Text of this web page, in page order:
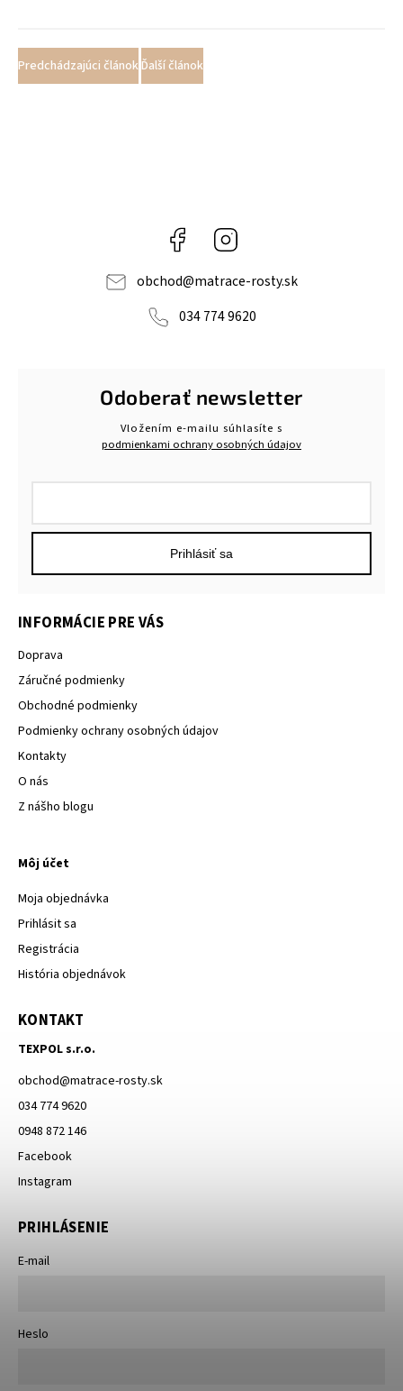
Predchádzajúci článokĎalší článok
Facebook
obchod@matrace-rosty.sk
034 774 9620
Odoberať newsletter
Vložením e-mailu súhlasíte s
podmienkami ochrany osobných údajov
Prihlásiť sa
INFORMÁCIE PRE VÁS
Doprava
Záručné podmienky
Obchodné podmienky
Podmienky ochrany osobných údajov
Kontakty
O nás
Z nášho blogu
Môj účet
Moja objednávka
Prihlásit sa
Registrácia
História objednávok
KONTAKT
TEXPOL s.r.o.
obchod@matrace-rosty.sk
034 774 9620
0948 872 146
Facebook
Instagram
PRIHLÁSENIE
E-mail
Heslo